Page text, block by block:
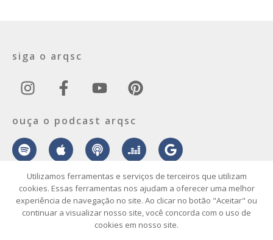
siga o arqsc
ouça o podcast arqsc
sobre contato envie seu projeto publicidade vídeo podcast
Utilizamos ferramentas e serviços de terceiros que utilizam
cookies. Essas ferramentas nos ajudam a oferecer uma melhor
experiência de navegação no site. Ao clicar no botão "Aceitar" ou
continuar a visualizar nosso site, você concorda com o uso de
cookies em nosso site.